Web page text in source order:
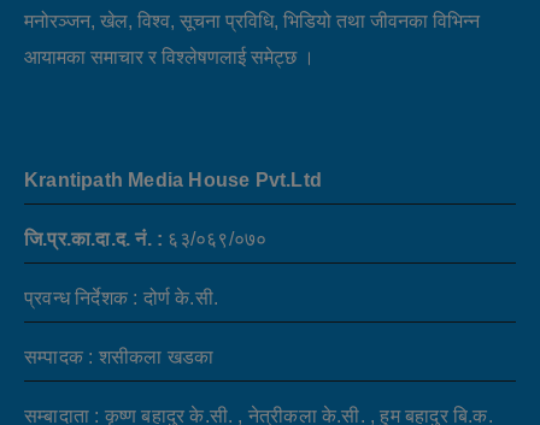
मनोरञ्जन, खेल, विश्व, सूचना प्रविधि, भिडियो तथा जीवनका विभिन्न
आयामका समाचार र विश्लेषणलाई समेट्छ ।
Krantipath Media House Pvt.Ltd
जि.प्र.का.दा.द. नं. : ६३/०६९/०७०
प्रवन्ध निर्देशक : दोर्ण के.सी.
सम्पादक : शसीकला खडका
सम्बादाता : कृष्ण बहादुर के.सी. , नेत्रीकला के.सी. , हुम बहादुर बि.क.